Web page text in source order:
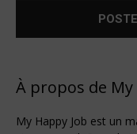
À propos de My
My Happy Job est un